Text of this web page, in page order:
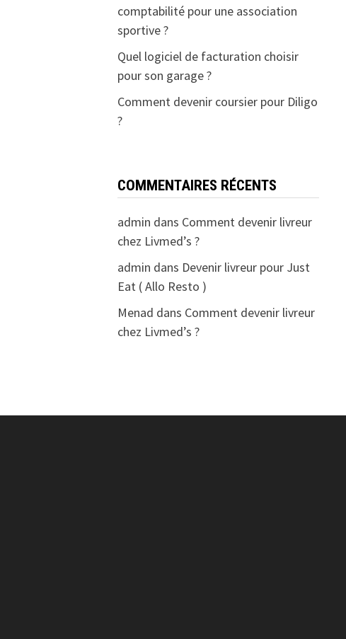
comptabilité pour une association
sportive ?
Quel logiciel de facturation choisir
pour son garage ?
Comment devenir coursier pour Diligo
?
COMMENTAIRES RÉCENTS
admin dans Comment devenir livreur
chez Livmed’s ?
admin dans Devenir livreur pour Just
Eat ( Allo Resto )
Menad dans Comment devenir livreur
chez Livmed’s ?